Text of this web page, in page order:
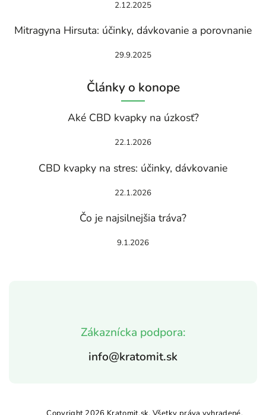
Zákaznícka podpora:
info@kratomit.sk
2.12.2025
Mitragyna Hirsuta: účinky, dávkovanie a porovnanie
29.9.2025
Články o konope
Aké CBD kvapky na úzkosť?
22.1.2026
CBD kvapky na stres: účinky, dávkovanie
22.1.2026
Čo je najsilnejšia tráva?
9.1.2026